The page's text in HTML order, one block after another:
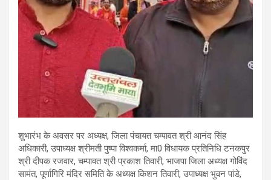
शुभारंभ के अवसर पर अध्यक्ष, जिला पंचायत चम्पावत श्री आनंद सिंह
अधिकारी, उपाध्यक्ष श्रीमती पुष्पा विश्वकर्मा, मा0 विधायक प्रतिनिधि टनकपुर
श्री दीपक रजवार, चम्पावत श्री प्रकाश तिवारी, भाजपा जिला अध्यक्ष गोविंद
सामंत, पूर्णागिरि मंदिर समिति के अध्यक्ष किशन तिवारी, उपाध्यक्ष भुवन पांडे,